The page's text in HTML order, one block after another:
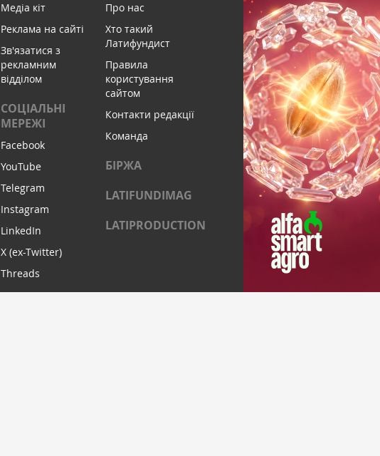
Медіа кіт
Реклама на сайті
Зв'язатися з
рекламним
відділом
СОЦІАЛЬНІ
МЕРЕЖІ
Facebook
YouTube
Telegram
Instagram
LinkedIn
X (ex-Twitter)
Threads
Про нас
Хто такий
Латифундист
Правила
користування
сайтом
Контакти редакції
Команда
БІРЖА
LATIFUNDIMAG
LATIPRODUCTION